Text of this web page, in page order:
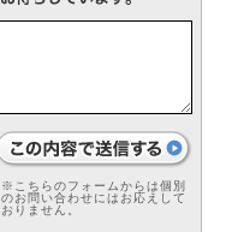
※こちらのフォームからは個別
のお問い合わせにはお応えして
おりません。